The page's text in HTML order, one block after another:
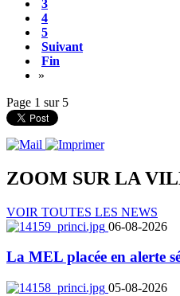
3
4
5
Suivant
Fin
»
Page 1 sur 5
ZOOM SUR LA
VOIR TOUTES LES NEWS
06-08-2026
La MEL placée en alerte
05-08-2026